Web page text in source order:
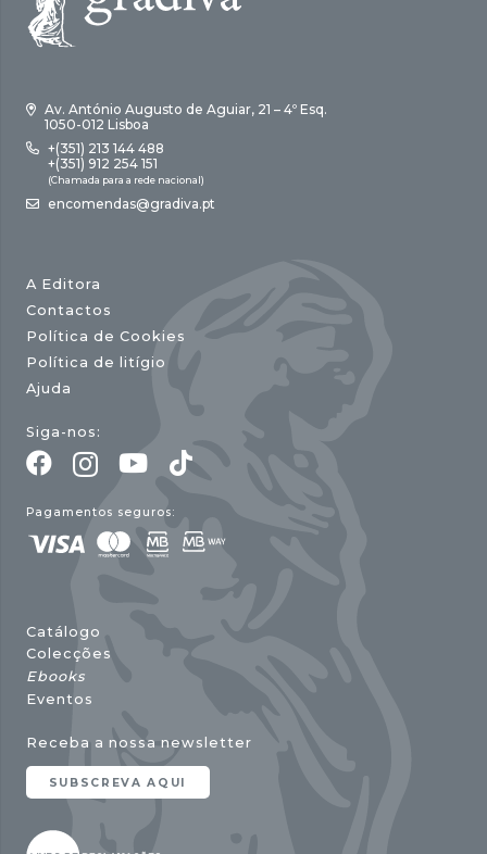
Av. António Augusto de Aguiar, 21 – 4º Esq.
1050-012 Lisboa
+(351) 213 144 488
+(351) 912 254 151
(Chamada para a rede nacional)
encomendas@gradiva.pt
A Editora
Contactos
Política de Cookies
Política de litígio
Ajuda
Siga-nos:
Pagamentos seguros:
Catálogo
Colecções
Ebooks
Eventos
Receba a nossa newsletter
SUBSCREVA AQUI